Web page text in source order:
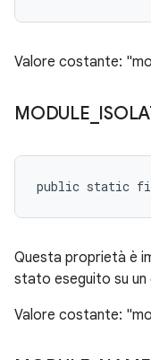
Valore costante:
MODULE
public static
Questa proprietà è
stato eseguito su
Valore costante: